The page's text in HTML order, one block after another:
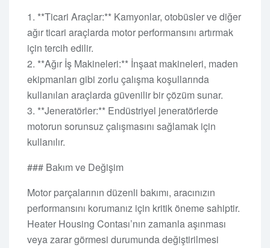
1. **Ticari Araçlar:** Kamyonlar, otobüsler ve diğer
ağır ticari araçlarda motor performansını artırmak
için tercih edilir.
2. **Ağır İş Makineleri:** İnşaat makineleri, maden
ekipmanları gibi zorlu çalışma koşullarında
kullanılan araçlarda güvenilir bir çözüm sunar.
3. **Jeneratörler:** Endüstriyel jeneratörlerde
motorun sorunsuz çalışmasını sağlamak için
kullanılır.
### Bakım ve Değişim
Motor parçalarının düzenli bakımı, aracınızın
performansını korumanız için kritik öneme sahiptir.
Heater Housing Contası’nın zamanla aşınması
veya zarar görmesi durumunda değiştirilmesi